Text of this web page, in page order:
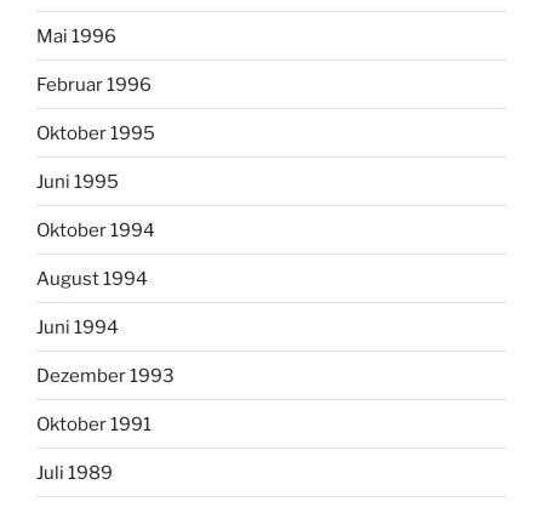
Mai 1996
Februar 1996
Oktober 1995
Juni 1995
Oktober 1994
August 1994
Juni 1994
Dezember 1993
Oktober 1991
Juli 1989